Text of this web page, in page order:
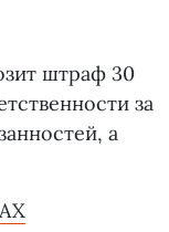
штраф 30
за
а